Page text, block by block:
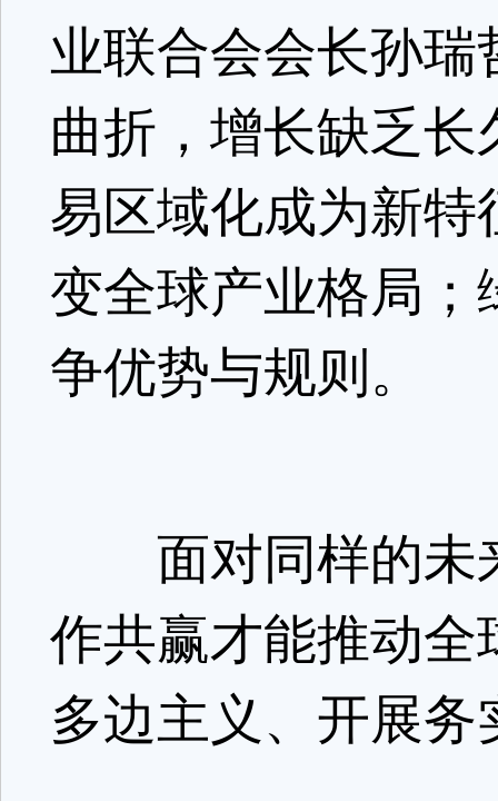
业联合会会长孙
曲折，增长缺乏
易区域化成为新
变全球产业格局
争优势与规则。
面对同样的未
作共赢才能推动全
多边主义、开展务